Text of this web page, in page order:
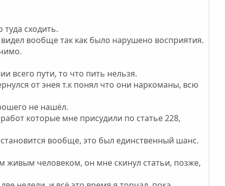
сходить.
вообще так как было нарушено восприятия.
всего пути, то что пить нельзя.
от энея т.к понял что они наркоманы, всю
не нашёл.
которые мне присудили по статье 228,
вообще, это был единственный шанс.
живым человеком, он мне скинул статьи, позже,